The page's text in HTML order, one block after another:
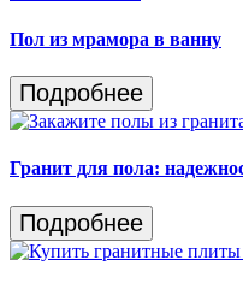
Пол из мрамора в ванну
Подробнее
Гранит для пола:
Подробнее